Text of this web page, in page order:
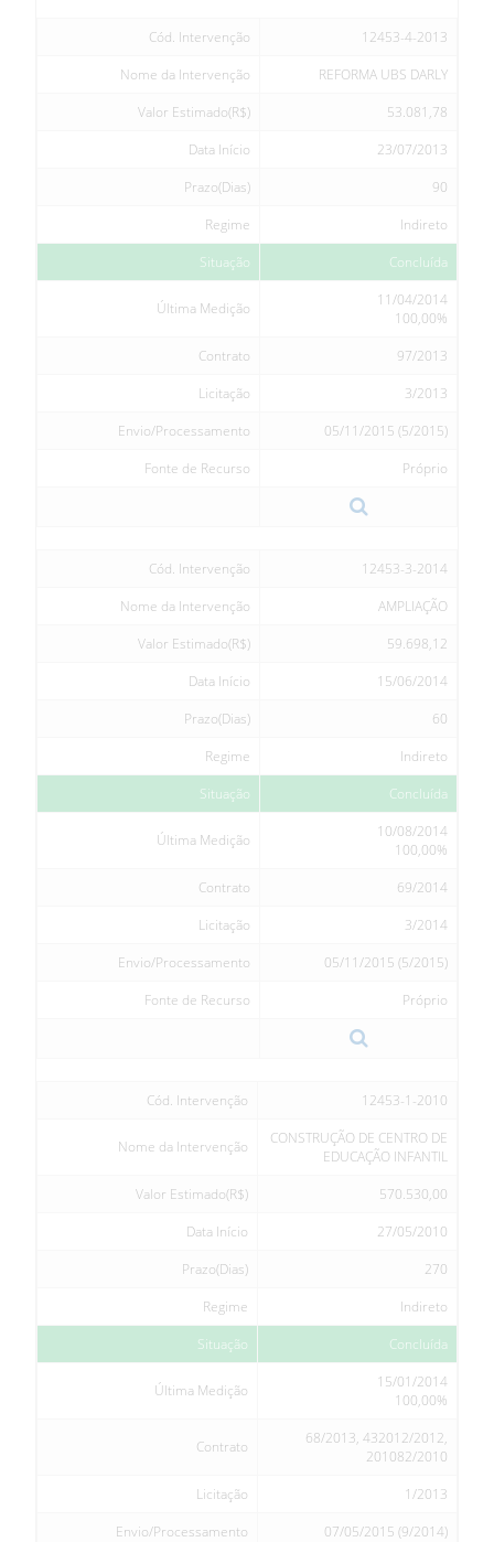
Cód. Intervenção
12453-4-2013
Nome da Intervenção
REFORMA UBS DARLY
Valor Estimado(R$)
53.081,78
Data Início
23/07/2013
Prazo(Dias)
90
Regime
Indireto
Situação
Concluída
Última Medição
11/04/2014
100,00%
Contrato
97/2013
Licitação
3/2013
Envio/Processamento
05/11/2015 (5/2015)
Fonte de Recurso
Próprio
Cód. Intervenção
12453-3-2014
Nome da Intervenção
AMPLIAÇÃO
Valor Estimado(R$)
59.698,12
Data Início
15/06/2014
Prazo(Dias)
60
Regime
Indireto
Situação
Concluída
Última Medição
10/08/2014
100,00%
Contrato
69/2014
Licitação
3/2014
Envio/Processamento
05/11/2015 (5/2015)
Fonte de Recurso
Próprio
Cód. Intervenção 12453-1-2010
Nome da Intervenção
CONSTRUÇÃO DE CENTRO DE
EDUCAÇÃO INFANTIL
Valor Estimado(R$)
570.530,00
Data Início
27/05/2010
Prazo(Dias)
270
Regime
Indireto
Situação
Concluída
Última Medição
15/01/2014
100,00%
Contrato
68/2013, 432012/2012,
201082/2010
Licitação
1/2013
Envio/Processamento
07/05/2015 (9/2014)